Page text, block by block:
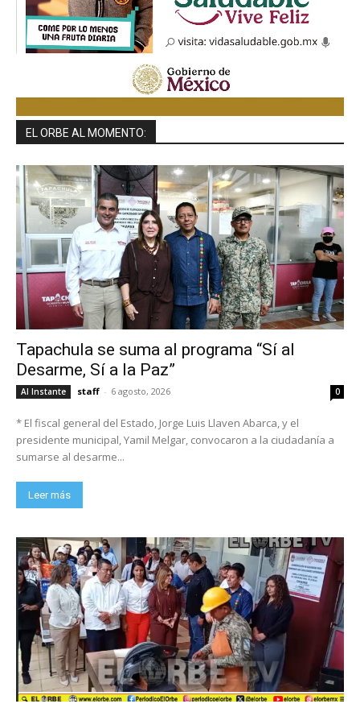
EL ORBE AL MOMENTO:
Tapachula se suma al programa “Sí al
Desarme, Sí a la Paz”
Al Instante staff - 6 agosto, 2026 0
* El fiscal general del Estado, Jorge Luis Llaven Abarca, y el
presidente municipal, Yamil Melgar, convocaron a la ciudadanía a
sumarse al desarme...
Leer más